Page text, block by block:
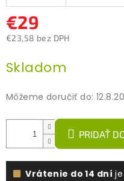
€29
€23,58 bez DPH
cena:
Skladom
Môžeme doručiť do:
PRIDAŤ
Vrátenie do 14 dní